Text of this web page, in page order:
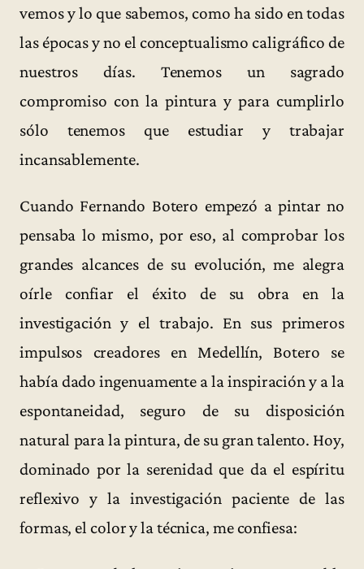
vemos y lo que sabemos, como ha sido en todas
las épocas y no el conceptualismo caligráfico de
nuestros días. Tenemos un sagrado
compromiso con la pintura y para cumplirlo
sólo tenemos que estudiar y trabajar
incansablemente.
Cuando Fernando Botero empezó a pintar no
pensaba lo mismo, por eso, al comprobar los
grandes alcances de su evolución, me alegra
oírle confiar el éxito de su obra en la
investigación y el trabajo. En sus primeros
impulsos creadores en Medellín, Botero se
había dado ingenuamente a la inspiración y a la
espontaneidad, seguro de su disposición
natural para la pintura, de su gran talento. Hoy,
dominado por la serenidad que da el espíritu
reflexivo y la investigación paciente de las
formas, el color y la técnica, me confiesa: